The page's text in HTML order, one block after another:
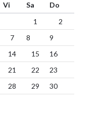
Vi Sa
Do
1
2
7 8
9
14 15
16
21 22
23
28 29
30